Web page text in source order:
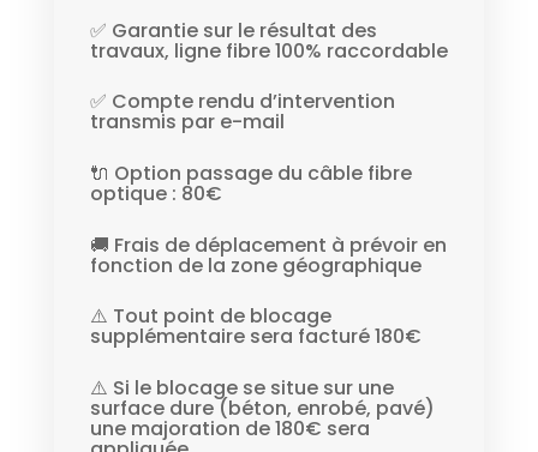
✅ Garantie sur le résultat des
travaux, ligne fibre 100% raccordable
✅ Compte rendu d’intervention
transmis par e-mail
🔌 Option passage du câble fibre
optique : 80€
🚚 Frais de déplacement à prévoir en
fonction de la zone géographique
⚠️ Tout point de blocage
supplémentaire sera facturé 180€
⚠️ Si le blocage se situe sur une
surface dure (béton, enrobé, pavé)
une majoration de 180€ sera